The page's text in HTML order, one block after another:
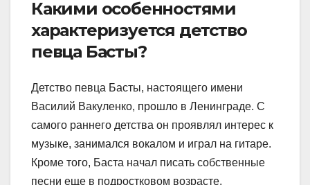
Какими особенностями
характеризуется детство
певца Басты?
Детство певца Басты, настоящего имени
Василий Вакуленко, прошло в Ленинграде. С
самого раннего детства он проявлял интерес к
музыке, занимался вокалом и играл на гитаре.
Кроме того, Баста начал писать собственные
песни еще в подростковом возрасте.